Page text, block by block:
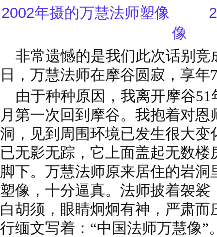
2002年摄的万慧法师塑像
像
非常遗憾的是我们此次话别竞
日，万慧法师在摩谷圆寂，享年
由于种种原因，我离开摩谷51
月第一次回到摩谷。我抱着对
洞，见到周围环境已发生很大变
已无影无踪，它上面盖起无数
脚下。万慧法师原来居住的岩
塑像，十分逼真。法师披着袈
白胡须，眼睛炯炯有神，严肃
行缅文写着：“中国法师万慧像”